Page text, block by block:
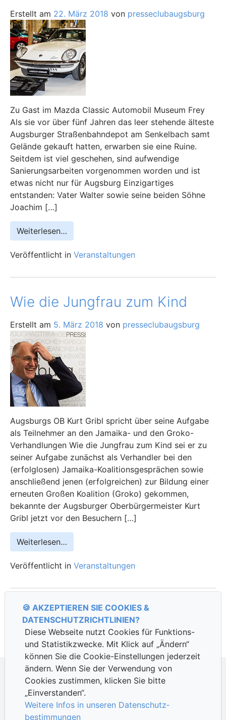
🍪 AKZEPTIEREN SIE COOKIES &
DATENSCHUTZ­RICHTLINIEN?
Diese Webseite nutzt Cookies für Funktions-
und Statistik­zwecke. Mit Klick auf „Ändern“
können Sie die Cookie-Ein­stellungen jederzeit
ändern. Wenn Sie der Verwendung von
Cookies zustimmen, klicken Sie bitte
„Einverstanden“.
Weitere Infos in unseren Datenschutz­
bestimmungen
Erstellt am 22. März 2018 von presseclubaugsburg
Zu Gast im Mazda Classic Automobil Museum Frey
Als sie vor über fünf Jahren das leer stehende älteste
Augsburger Straßenbahndepot am Senkelbach samt
Gelände gekauft hatten, erwarben sie eine Ruine.
Seitdem ist viel geschehen, sind aufwendige
Sanierungsarbeiten vorgenommen worden und ist
etwas nicht nur für Augsburg Einzigartiges
entstanden: Vater Walter sowie seine beiden Söhne
Joachim […]
Weiterlesen…
Veröffentlicht in Veranstaltungen
Wie die Jungfrau zum Kind
Erstellt am 5. März 2018 von presseclubaugsburg
Augsburgs OB Kurt Gribl spricht über seine Aufgabe
als Teilnehmer an den Jamaika- und den Groko-
Verhandlungen Wie die Jungfrau zum Kind sei er zu
seiner Aufgabe zunächst als Verhandler bei den
(erfolglosen) Jamaika-Koalitionsgesprächen sowie
anschließend jenen (erfolgreichen) zur Bildung einer
erneuten Großen Koalition (Groko) gekommen,
bekannte der Augsburger Oberbürgermeister Kurt
Gribl jetzt vor den Besuchern […]
Weiterlesen…
Veröffentlicht in Veranstaltungen
1 … 4 5 6 7 »
Suche
Datenschutzhinweise|Impressum